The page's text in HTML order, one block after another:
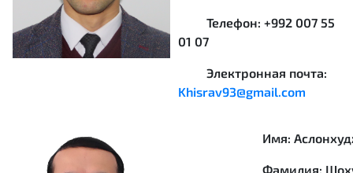
Телефон: +992 007 55
01 07
Электронная почта:
Khisrav93@gmail.com
Имя:
Фамилия: